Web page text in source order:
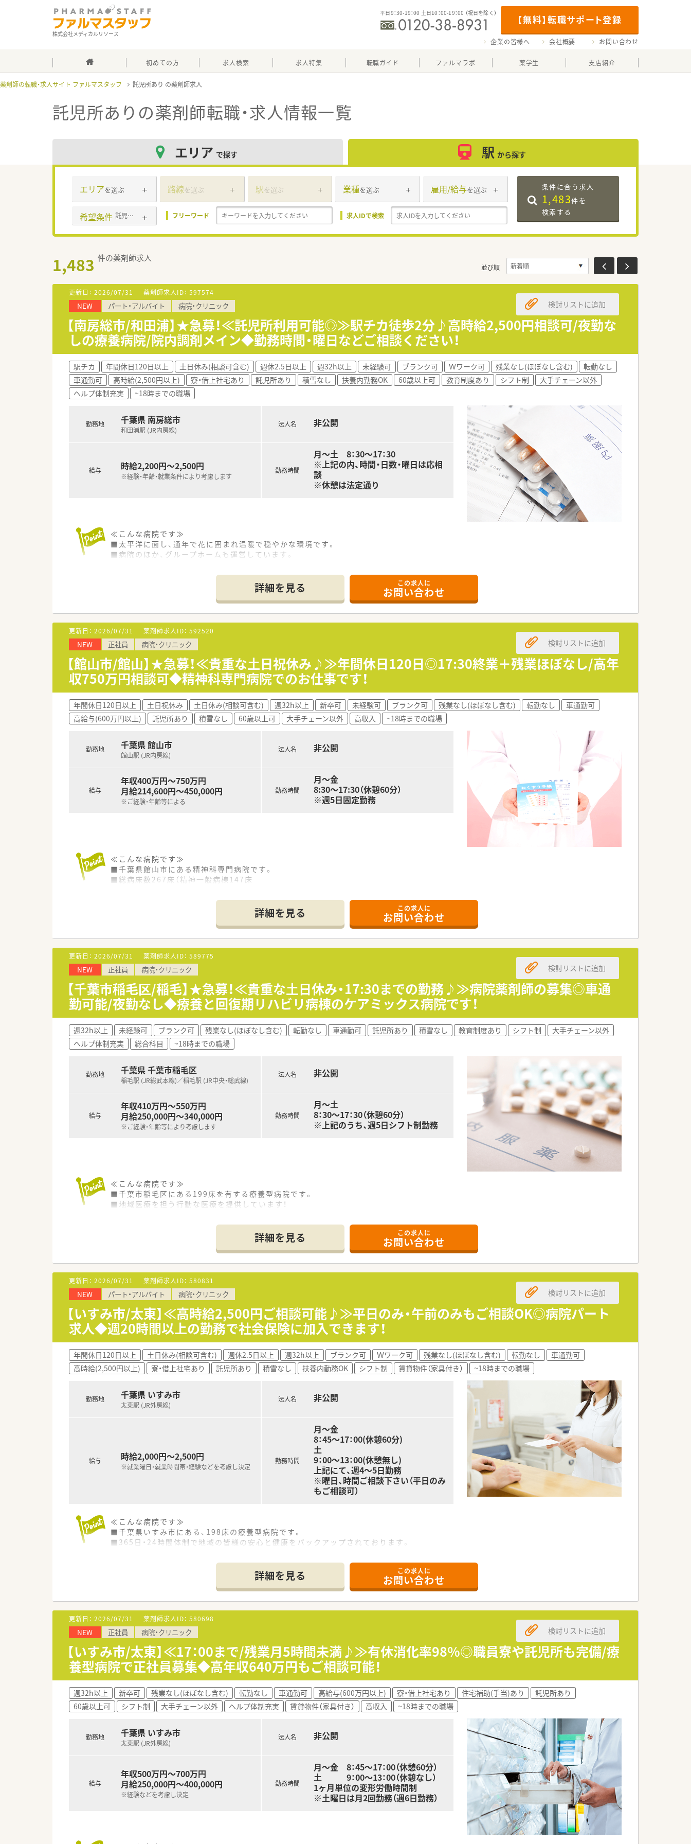
株式会社メディカルリソース
【無料】転職サポート登録
平日9：30-19：00 土日10：00-19：00 （祝日を除く）
企業の皆様へ 会社概要 お問い合わせ
初めての方 求人検索 求人特集 転職ガイド ファルマラボ 薬学生 支店紹介
薬剤師の転職・求人サイト ファルマスタッフ 託児所あり
託児所あり の薬剤師転職・求人情報一覧
エリア で探す 駅 から探す
エリアを選ぶ 路線を選ぶ 駅を選ぶ 業種を選ぶ 雇用/給与を選ぶ
希望条件 託児所あり フリーワード 求人IDで検索
条件に合う求人
1,483件を
検索する
1,483 件の薬剤師求人
並び順
更新日： 2026/07/31 薬剤師求人ID： 597574
NEW パート・アルバイト 病院・クリニック
【南房総市/和田浦】★急募！≪託児所利用可能◎≫駅チカ徒歩2分♪高時給2,500円相談可/夜勤な
しの療養病院/院内調剤メイン◆勤務時間・曜日などご相談ください！
検討リストに追加
駅チカ 年間休日120日以上 土日休み(相談可含む) 週休2.5日以上 週32h以上 未経験可 ブランク可 Ｗワーク可 残業なし(ほぼなし含む)
転勤なし
車通勤可
高時給(2,500円以上) 寮・借上社宅あり 託児所あり 積雪なし 扶養内勤務OK 60歳以上可 教育制度あり シフト制
大手チェーン以外
ヘルプ体制充実
~18時までの職場
勤務地 千葉県 南房総市
和田浦駅 (JR内房線)
給与 時給2,200円～2,500円
※経験・年齢・就業条件により考慮します
法人名 非公開
勤務時間
月～土 8：30～17：30
※上記の内、時間・日数・曜日は応相
談
※休憩は法定通り
≪こんな病院です≫
■太平洋に面し、通年で花に囲まれ温暖で穏やかな環境です。
■病院のほか、グループホームも運営しています。
■入院、外来透析を行っています（透ベッド数38床）
■入院患者様の調剤、監査、注射セット
■外来患者様の調剤、監査、服薬指導
■透析患者様の調剤、監査、服薬指導
■夜勤はありません！
■月8日～9日のシフト制勤務 / 年間休日112日
≪おすすめポイント≫
■勤務時間や勤務曜日はご相談可能です。
土日祝日休みなど、ご希望をお聞かせください。
■定年が70歳の職場です。長期的に働いていきたい方にオススメ！
■託児所完備しています。
■温暖な気候です。仕事とプライベートを両立して自分の時間も大事に働ける職場環境です。
詳細を見る この求人に
お問い合わせ
更新日： 2026/07/31 薬剤師求人ID： 592520
NEW 正社員 病院・クリニック
【館山市/館山】★急募！≪貴重な土日祝休み♪≫年間休日120日◎17:30終業＋残業ほぼなし/高年
収750万円相談可◆精神科専門病院でのお仕事です！
検討リストに追加
年間休日120日以上 土日祝休み 土日休み(相談可含む) 週32h以上 新卒可 未経験可 ブランク可 残業なし(ほぼなし含む) 転勤なし
車通勤可
高給与(600万円以上)
託児所あり 積雪なし 60歳以上可 大手チェーン以外 高収入 ~18時までの職場
勤務地 千葉県 館山市
館山駅 (JR内房線)
給与
年収400万円～750万円
月給214,600円～450,000円
※ご経験・年齢等による
法人名 非公開
勤務時間
月～金
8:30～17:30（休憩60分）
※週5日固定勤務
≪こんな病院です≫
■千葉県館山市にある精神科専門病院です。
■総病床数267床（精神一般病棟147床
■グループ内に病院、クリニック、介護老人保健施設を持ち、地域に根ざした、より開かれた精神医療の充実を目指しています。
■院内託児所（幼稚園入園まで）を完備しています。
■定年は65歳となっていますが、60代のベテラン薬剤師の方も歓迎です。65歳以上の方もお問い合わせください。
≪業務内容≫
■入院患者様の調剤
■外来患者様の調剤
■注射はセットまで、混注業務は発生しません。
■医薬品管理、ＤＩ業務等
■夜勤、当直はありません
■残業はほぼ発生いたしません
詳細を見る この求人に
お問い合わせ
更新日： 2026/07/31 薬剤師求人ID： 589775
NEW 正社員 病院・クリニック
【千葉市稲毛区/稲毛】★急募！≪貴重な土日休み・17:30までの勤務♪≫病院薬剤師の募集◎車通
勤可能/夜勤なし◆療養と回復期リハビリ病棟のケアミックス病院です！
検討リストに追加
週32h以上 未経験可 ブランク可 残業なし(ほぼなし含む) 転勤なし 車通勤可 託児所あり 積雪なし 教育制度あり シフト制
大手チェーン以外
ヘルプ体制充実
総合科目 ~18時までの職場
勤務地 千葉県 千葉市稲毛区
稲毛駅 (JR総武本線)／稲毛駅 (JR中央・総武線)
給与
年収410万円～550万円
月給250,000円～340,000円
※ご経験・年齢等により考慮します
法人名 非公開
勤務時間
月～土
8：30～17：30（休憩60分）
※上記のうち、週5日シフト制勤務
≪こんな病院です≫
■千葉市稲毛区にある199床を有する療養型病院です。
■地域医療を担う行動な医療を提供しています！
■患者様がリラックスできるように内装にもこだわり、リゾート空間を思わせる癒しの環境づくりに力を入れています。
■病室ではアロマが焚かれ、アジア調の空間になっています。
≪業務内容≫
■入院患者様の調剤、監査、服薬指導
■外来患者様の調剤、監査、服薬指導
■慢性期、回復期が主体の病院です。
■内科、透析、 整形外科、 皮膚科、リハビリテーション科の対応をされています。
■現在は、平日のみの勤務ですが、人員拡充の状況に応じて土曜日の勤務の可能性もございます。
≪おすすめポイント≫
■院内託児所が利用可能です。
■稲毛駅からバスで30分/車通勤がオススメです！
■2011年に回復期リハビリテーション病棟、2016年には障害者病棟を開設した新しく綺麗な病院でのご就業です。
■17：30までの就業のため、ワークライフバランスも整っています。
■正社員でも夜勤はありません！
■福利厚生も充実です！
詳細を見る この求人に
お問い合わせ
更新日： 2026/07/31 薬剤師求人ID： 580831
NEW パート・アルバイト 病院・クリニック
【いすみ市/太東】≪高時給2,500円ご相談可能♪≫平日のみ・午前のみもご相談OK◎病院パート
求人◆週20時間以上の勤務で社会保険に加入できます！
検討リストに追加
年間休日120日以上 土日休み(相談可含む) 週休2.5日以上 週32h以上 ブランク可 Ｗワーク可 残業なし(ほぼなし含む) 転勤なし
車通勤可
高時給(2,500円以上)
寮・借上社宅あり 託児所あり 積雪なし 扶養内勤務OK シフト制 賃貸物件（家具付き） ~18時までの職場
勤務地 千葉県 いすみ市
太東駅 (JR外房線)
給与 時給2,000円～2,500円
※就業曜日・就業時間帯・経験などを考慮し決定
法人名 非公開
勤務時間
月～金
8：45～17：00(休憩60分)
土
9：00～13：00(休憩無し)
上記にて、週4～5日勤務
※曜日、時間ご相談下さい（平日のみ
もご相談可）
≪こんな病院です≫
■千葉県いすみ市にある、198床の療養型病院です。
■365日・24時間体制で地域の皆様の安心と健康をバックアップされております。
■調剤業務（外来・入院）、点滴管理、薬剤情報管理業務等を主にご対応いただきます。
■残業少なめ！月5時間未満です。
有給休暇の消化率も98％で、100％を目指しています。
■託児所を完備しており、小さなお子様がいらっしゃる職員の方も安心してご就業いただけます。
また「保育費の補助制度」もございます（規定あり）
■長くご活躍されている方が多く、永年勤続表彰制度もございます（勤続10年以上）
詳細を見る この求人に
お問い合わせ
更新日： 2026/07/31 薬剤師求人ID： 580698
NEW 正社員 病院・クリニック
【いすみ市/太東】≪17：00まで/残業月5時間未満♪≫有休消化率98％◎職員寮や託児所も完備/療
養型病院で正社員募集◆高年収640万円もご相談可能！
検討リストに追加
週32h以上 新卒可 残業なし(ほぼなし含む) 転勤なし 車通勤可 高給与(600万円以上) 寮・借上社宅あり 住宅補助(手当)あり
託児所あり
60歳以上可
シフト制 大手チェーン以外 ヘルプ体制充実 賃貸物件（家具付き） 高収入 ~18時までの職場
勤務地 千葉県 いすみ市
太東駅 (JR外房線)
給与
年収500万円～700万円
月給250,000円～400,000円
※経験などを考慮し決定
法人名 非公開
勤務時間
月～金 8：45〜17：00（休憩60分）
土 9：00～13：00（休憩なし）
1ヶ月単位の変形労働時間制
※土曜日は月2回勤務（週6日勤務）